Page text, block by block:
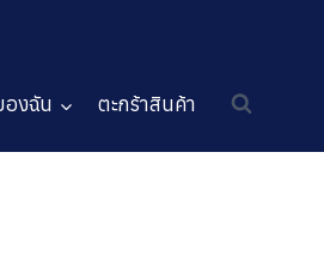
งฉัน ตะกร้าสินค้า